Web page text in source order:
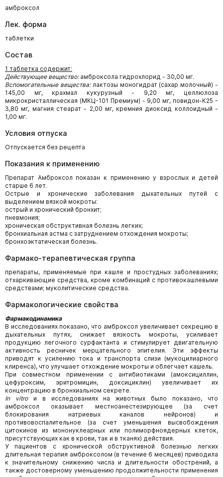
амброксол
Лек. форма
таблетки
Состав
1 таблетка содержит:
Действующее вещество:амброксола гидрохлорид - 30,00 мг.
Вспомогательные вещества:лактозы моногидрат (сахар молочный) -
145,00 мг, крахмал кукурузный - 9,20 мг, целлюлоза
микрокристаллическая (МКЦ-101 Премиум) - 9,00 мг, повидон-К25 -
3,80 мг, магния стеарат - 2,00 мг, кремния диоксид коллоидный -
1,00 мг.
Условия отпуска
Отпускается без рецепта
Показания к применению
Препарат Амброксол показан к применению у взрослых и детей
старше 6 лет.
Острые и хронические заболевания дыхательных путей с
выделением вязкой мокроты:
острый и хронический бронхит;
пневмония;
хроническая обструктивная болезнь легких;
бронхиальная астма с затруднением отхождения мокроты;
бронхоэктатическая болезнь.
Фармако-терапевтическая группа
препараты, применяемые при кашле и простудных заболеваниях;
отхаркивающие средства, кроме комбинаций с противокашлевыми
средствами; муколитические средства.
Фармакологические свойства
Фармакодинамика
В исследованиях показано, что амброксол увеличивает секрецию в
дыхательных путях, снижает вязкость мокроты, усиливает
продукцию легочного сурфактанта и стимулирует двигательную
активность ресничек мерцательного эпителия. Эти эффекты
приводят к усилению тока и транспорта слизи (мукоцилиарного
клиренса), что улучшает отхождение мокроты и облегчает кашель.
При совместном применении с антибиотиками (амоксициллин,
цефуроксим, эритромицин, доксициклин) увеличивает их
концентрацию в бронхиальном секрете.
In vitroи в исследованиях на животных было показано, что
амброксол оказывает местноанестезирующее (за счет
блокирования натриевых каналов нейронов) и
противовоспалительное (за счет уменьшения высвобождения
цитокинов из мононуклеарных или полиморфноядерных клеток,
присутствующих как в крови, так и в тканях) действия.
У пациентов с хронической обструктивной болезнью легких
длительная терапия амброксолом (в течение 6 месяцев) приводила
к значительному снижению числа и длительности обострений, а
также достоверному уменьшению продолжительности применения